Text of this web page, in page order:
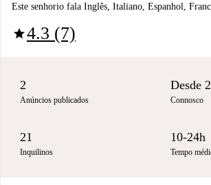
Este senhorio fala Inglês, Italiano, Espanhol,
star4.3 (7)
2
Anúncios publicados
Desde
Connosco
21
Inquilinos
10-24h
Tempo